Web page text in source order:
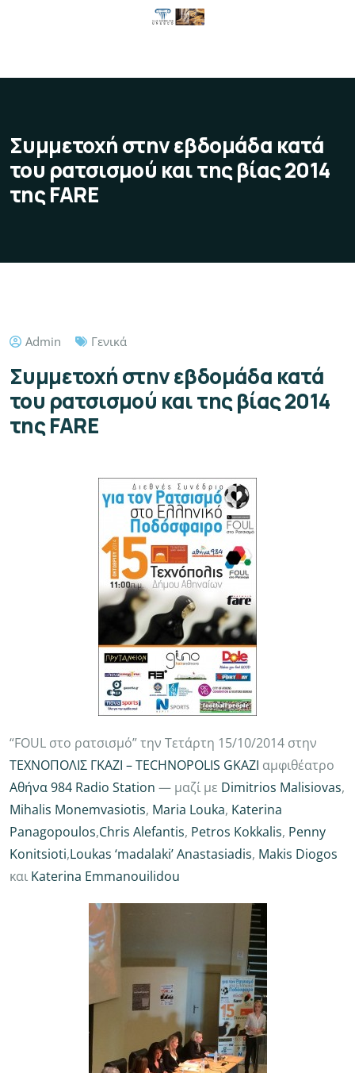
Συμμετοχή στην εβδομάδα κατά
του ρατσισμού και της βίας 2014
της FARE
Admin Γενικά
Συμμετοχή στην εβδομάδα κατά
του ρατσισμού και της βίας 2014
της FARE
“FOUL στο ρατσισμό” την Τετάρτη 15/10/2014 στην
ΤΕΧΝΟΠΟΛΙΣ ΓΚΑΖΙ – TECHNOPOLIS GKAZI αμφιθέατρο
Αθήνα 984 Radio Station — μαζί με Dimitrios Malisiovas,
Mihalis Monemvasiotis, Maria Louka, Katerina
Panagopoulos,Chris Alefantis, Petros Kokkalis, Penny
Konitsioti,Loukas ‘madalaki’ Anastasiadis, Makis Diogos
και Katerina Emmanouilidou